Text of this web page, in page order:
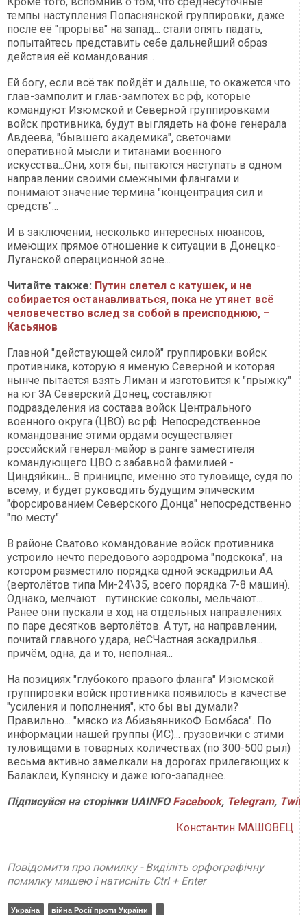
темпы наступления Попаснянской группировки, даже
после её "прорыва" на запад... стали опять падать,
попытайтесь представить себе дальнейший образ
действия её командования...
Ей богу, если всё так пойдёт и дальше, то окажется что
глав-замполит и глав-зампотех вс рф, которые
командуют Изюмской и Северной группировками
войск противника, будут выглядеть на фоне генерала
Авдеева, "бывшего академика", светочами
оперативной мысли и титанами военного
искусства...Они, хотя бы, пытаются наступать в одном
направлении своими смежными флангами и
понимают значение термина "концентрация сил и
средств"...
И в заключении, несколько интересных нюансов,
имеющих прямое отношение к ситуации в Донецко-
Луганской операционной зоне...
Читайте также: Путин слетел с катушек, и не
собирается останавливаться, пока не утянет всё
человечество вслед за собой в преисподнюю, –
Касьянов
Главной "действующей силой" группировки войск
противника, которую я именую Северной и которая
нынче пытается взять Лиман и изготовится к "прыжку"
на юг ЗА Северский Донец, составляют
подразделения из состава войск Центрального
военного округа (ЦВО) вс рф. Непосредственное
командование этими ордами осуществляет
российский генерал-майор в ранге заместителя
командующего ЦВО с забавной фамилией -
Циндяйкин... В приницпе, именно это туловище, судя по
всему, и будет руководить будущим эпическим
"форсированием Северского Донца" непосредственно
"по месту".
В районе Сватово командование войск противника
устроило нечто передового аэродрома "подскока", на
котором разместило порядка одной эскадрильи АА
(вертолётов типа Ми-24\35, всего порядка 7-8 машин).
Однако, мелчают... путинские соколы, мельчают...
Ранее они пускали в ход на отдельных направлениях
по паре десятков вертолётов. А тут, на направлении,
почитай главного удара, неСЧастная эскадрилья...
причём, одна, да и то, неполная...
На позициях "глубокого правого фланга" Изюмской
группировки войск противника появилось в качестве
"усиления и пополнения", кто бы вы думали?
Правильно... "мяско из АбизьянникоФ Бомбаса". По
информации нашей группы (ИС)... грузовички с этими
туловищами в товарных количествах (по 300-500 рыл)
весьма активно замелкали на дорогах прилегающих к
Балаклеи, Купянску и даже юго-западнее.
Підписуйся на сторінки UAINFO Facebook, Telegram,
Константин МАШОВЕЦ
Повідомити про помилку - Виділіть орфографічну
помилку мишею і натисніть Ctrl + Enter
Україна війна Росії проти України